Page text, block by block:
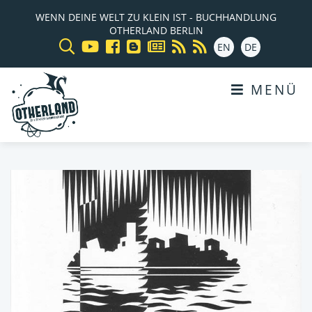
WENN DEINE WELT ZU KLEIN IST - BUCHHANDLUNG
OTHERLAND BERLIN
EN
DE
MENÜ